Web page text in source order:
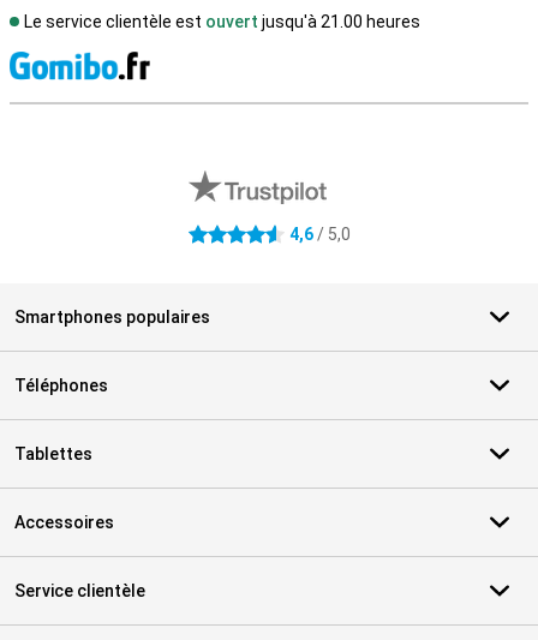
Le service clientèle est ouvert jusqu'à 21.00 heures
4.6 étoiles 4,6/ 5,0
Smartphones populaires
Téléphones
Tablettes
Accessoires
Service clientèle